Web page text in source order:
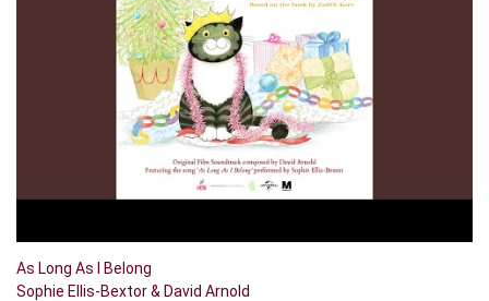
As Long As I Belong
Sophie Ellis-Bextor & David Arnold